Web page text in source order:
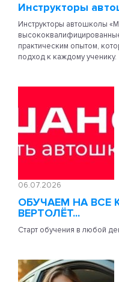
Инструкторы
Инструкторы автошколы
практическим опытом,
подход к каждому ученику.
06.07.2026
ОБУЧАЕМ НА ВСЕ
ВЕРТОЛЁТ...
Старт обучения в любой